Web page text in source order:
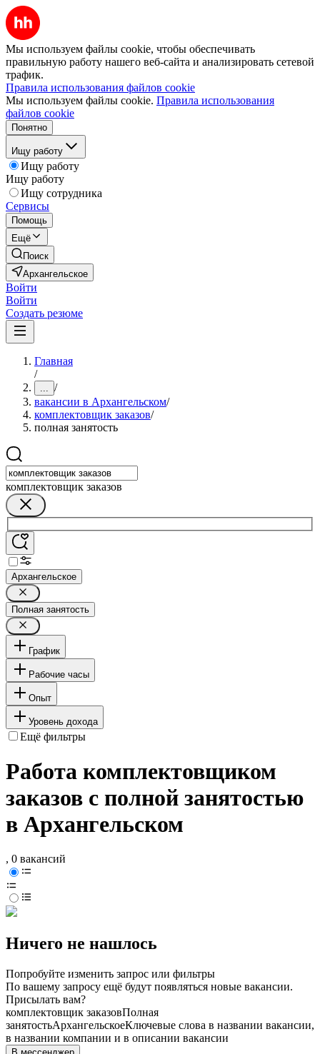
Мы используем файлы cookie, чтобы обеспечивать
правильную работу нашего веб-сайта и анализировать сетевой
трафик.
Правила использования файлов cookie
Мы используем файлы cookie. Правила использования
файлов cookie
Понятно
Ищу работу
Ищу работу
Ищу работу
Ищу сотрудника
Сервисы
Помощь
Ещё
Поиск
Архангельское
Войти
Войти
Создать резюме
Главная
/
... /
вакансии в Архангельском/
комплектовщик заказов/
полная занятость
комплектовщик заказов
Архангельское
Полная занятость
График
Рабочие часы
Опыт
Уровень дохода
Ещё фильтры
Работа комплектовщиком
заказов с полной занятостью
в Архангельском
, 0 вакансий
Ничего не нашлось
Попробуйте изменить запрос или фильтры
По вашему запросу ещё будут появляться новые вакансии.
Присылать вам?
комплектовщик заказовПолная
занятостьАрхангельскоеКлючевые слова в названии вакансии,
в названии компании и в описании вакансии